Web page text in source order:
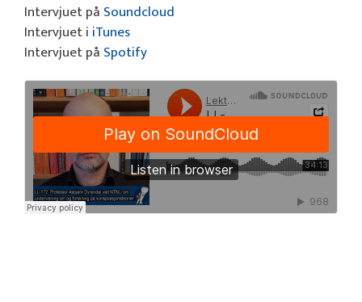
Intervjuet på Soundcloud
Intervjuet i iTunes
Intervjuet på Spotify